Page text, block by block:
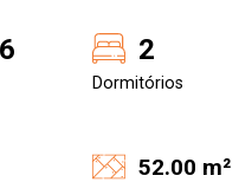
2
Dormitórios
52.00 m²